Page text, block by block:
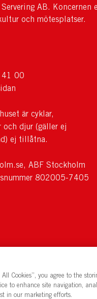
Servering AB.
och mötesplatser.
00
är cyklar,
och djur (gäller ej
ej tillåtna.
ABF Stockholm
802005-7405
Cookies”, you agree to the
to enhance site navigation,
in our marketing efforts.